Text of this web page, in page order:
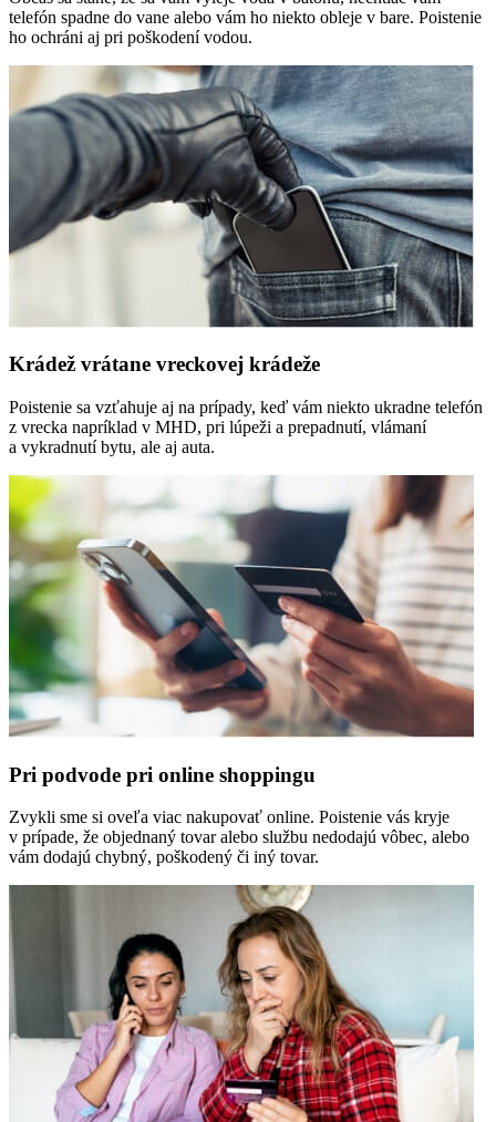
telefón spadne do vane alebo vám ho niekto obleje v bare. Poistenie
ho ochráni aj pri poškodení vodou.
Krádež vrátane vreckovej krádeže
Poistenie sa vzťahuje aj na prípady, keď vám niekto ukradne telefón
z vrecka napríklad v MHD, pri lúpeži a prepadnutí, vlámaní
a vykradnutí bytu, ale aj auta.
Pri podvode pri online shoppingu
Zvykli sme si oveľa viac nakupovať online. Poistenie vás kryje
v prípade, že objednaný tovar alebo službu nedodajú vôbec, alebo
vám dodajú chybný, poškodený či iný tovar.